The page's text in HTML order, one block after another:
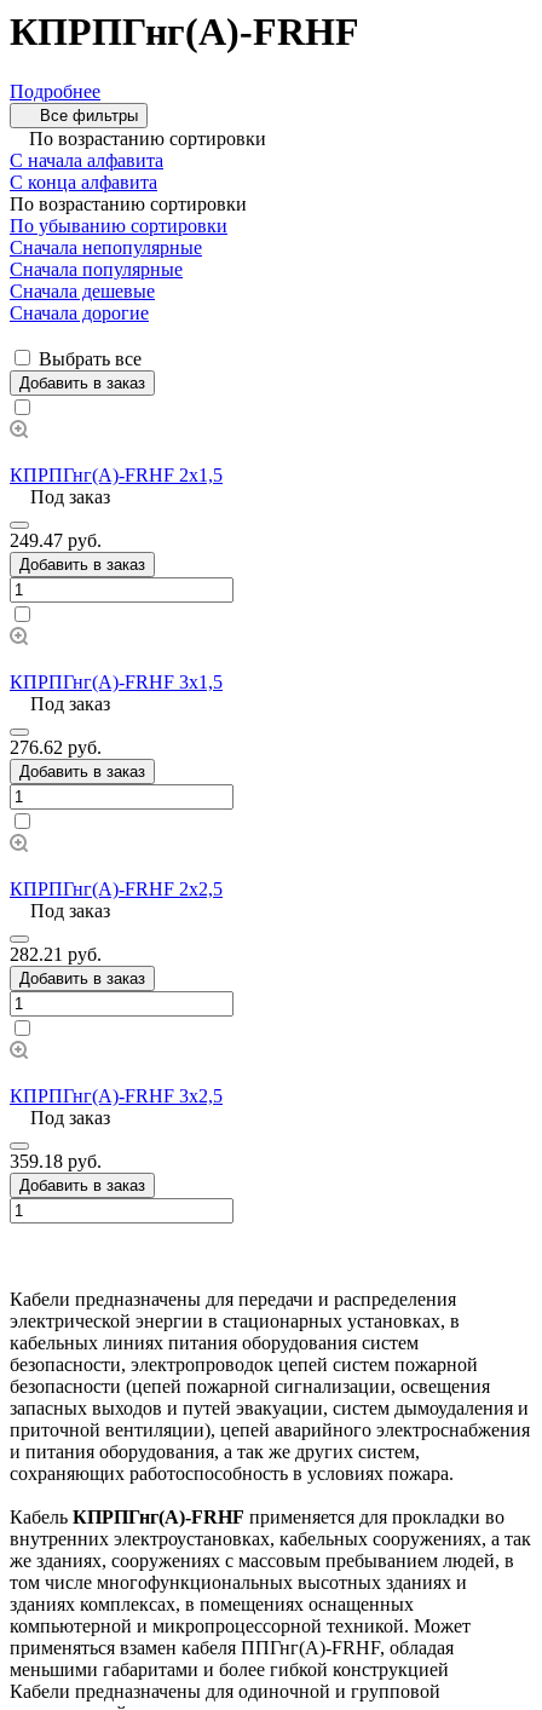
КПРПГнг(А)-FRHF
Подробнее
Все фильтры
По возрастанию сортировки
С начала алфавита
С конца алфавита
По возрастанию сортировки
По убыванию сортировки
Сначала непопулярные
Сначала популярные
Сначала дешевые
Сначала дорогие
Выбрать все
Добавить в заказ
КПРПГнг(А)-FRHF 2х1,5
Под заказ
249.47 руб.
Добавить в заказ
КПРПГнг(А)-FRHF 3х1,5
Под заказ
276.62 руб.
Добавить в заказ
КПРПГнг(А)-FRHF 2х2,5
Под заказ
282.21 руб.
Добавить в заказ
КПРПГнг(А)-FRHF 3х2,5
Под заказ
359.18 руб.
Добавить в заказ
Кабели предназначены для передачи и распределения
электрической энергии в стационарных установках, в
кабельных линиях питания оборудования систем
безопасности, электропроводок цепей систем пожарной
безопасности (цепей пожарной сигнализации, освещения
запасных выходов и путей эвакуации, систем дымоудаления и
приточной вентиляции), цепей аварийного электроснабжения
и питания оборудования, а так же других систем,
сохраняющих работоспособность в условиях пожара.
Кабель КПРПГнг(А)-FRHF применяется для прокладки во
внутренних электроустановках, кабельных сооружениях, а так
же зданиях, сооружениях с массовым пребыванием людей, в
том числе многофункциональных высотных зданиях и
зданиях комплексах, в помещениях оснащенных
компьютерной и микропроцессорной техникой. Может
применяться взамен кабеля ППГнг(А)-FRHF, обладая
меньшими габаритами и более гибкой конструкцией
Кабели предназначены для одиночной и групповой